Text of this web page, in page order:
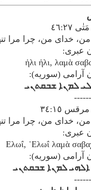
٤٦:٢٧
خدای من، چرا مرا
عبری:
ἠλι ἠλι, λαμὰ
آرامی (سوریه):
ܠܡܢܐ ܫܒܩܬܢܝ
٣٤:١٥
خدای من، چرا مرا
عبری:
آرامی (سوریه):
ܠܡܢܐ ܫܒܩܬܢܝ